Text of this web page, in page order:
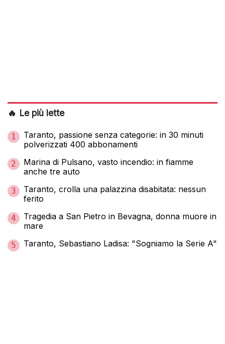
🔥 Le più lette
1
Taranto, passione senza categorie: in 30 minuti
polverizzati 400 abbonamenti
2
Marina di Pulsano, vasto incendio: in fiamme
anche tre auto
3
Taranto, crolla una palazzina disabitata: nessun
ferito
4
Tragedia a San Pietro in Bevagna, donna muore in
mare
5 Taranto, Sebastiano Ladisa: "Sogniamo la Serie A"